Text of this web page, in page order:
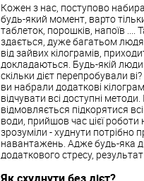
Кожен з нас, поступово
будь-який момент, варто
таблеток, порошків, напоїв ....
здається, дуже багатьом
від зайвих кілограмів,
докладаються. Будь-якій
скільки дієт перепробували
ви набрали додаткові
відчувати всі доступні
відмовляється підкорятися
води, прийшов час цієї
зрозуміли - худнути потрібно
навантажень. Адже будь-яка
додаткового стресу,